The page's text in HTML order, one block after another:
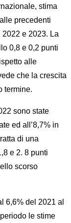
stima
precedenti
e 2023. La
0,8 e 0,2 punti
alle
che la crescita
termine.
sono state
ed all’8,7% in
di una
e 2. 8 punti
scorso
6,6% del 2021 al
le stime